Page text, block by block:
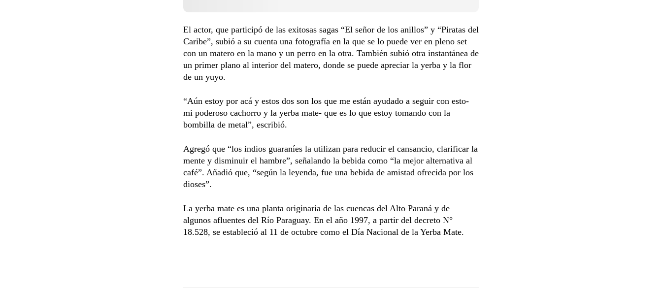
El actor, que participó de las exitosas sagas “El señor de los anillos” y “Piratas del
Caribe”, subió a su cuenta una fotografía en la que se lo puede ver en pleno set
con un matero en la mano y un perro en la otra. También subió otra instantánea de
un primer plano al interior del matero, donde se puede apreciar la yerba y la flor
de un yuyo.
“Aún estoy por acá y estos dos son los que me están ayudado a seguir con esto-
mi poderoso cachorro y la yerba mate- que es lo que estoy tomando con la
bombilla de metal”, escribió.
Agregó que “los indios guaraníes la utilizan para reducir el cansancio, clarificar la
mente y disminuir el hambre”, señalando la bebida como “la mejor alternativa al
café”. Añadió que, “según la leyenda, fue una bebida de amistad ofrecida por los
dioses”.
La yerba mate es una planta originaria de las cuencas del Alto Paraná y de
algunos afluentes del Río Paraguay. En el año 1997, a partir del decreto N°
18.528, se estableció al 11 de octubre como el Día Nacional de la Yerba Mate.